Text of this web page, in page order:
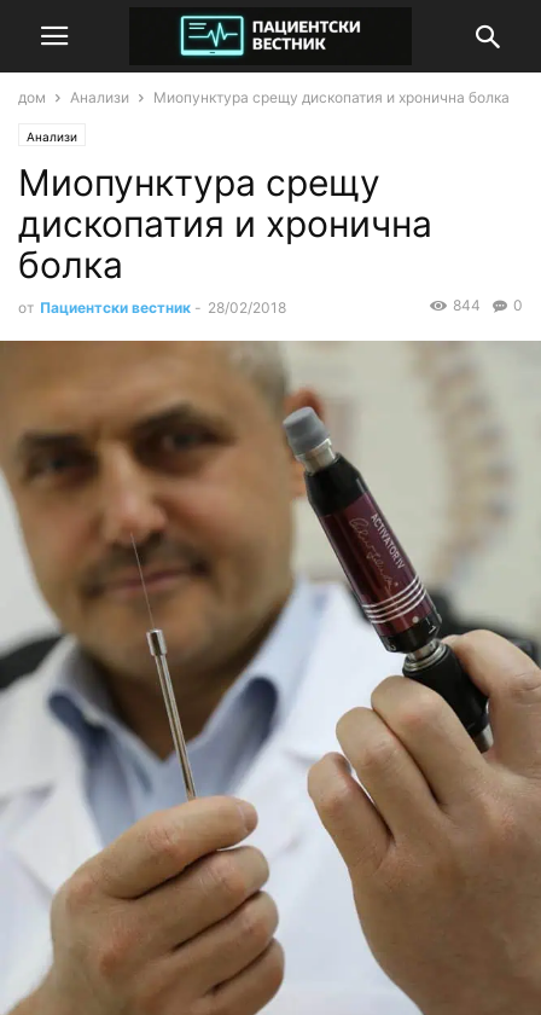
дом Анализи Миопунктура срещу дископатия и хронична болка
Анализи
Миопунктура срещу
дископатия и хронична
болка
от Пациентски вестник - 28/02/2018 0
844